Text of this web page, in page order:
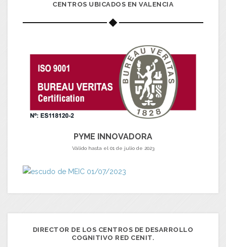
CENTROS UBICADOS EN VALENCIA
PYME INNOVADORA
Válido hasta el 01 de julio de 2023
DIRECTOR DE LOS CENTROS DE DESARROLLO
COGNITIVO RED CENIT.